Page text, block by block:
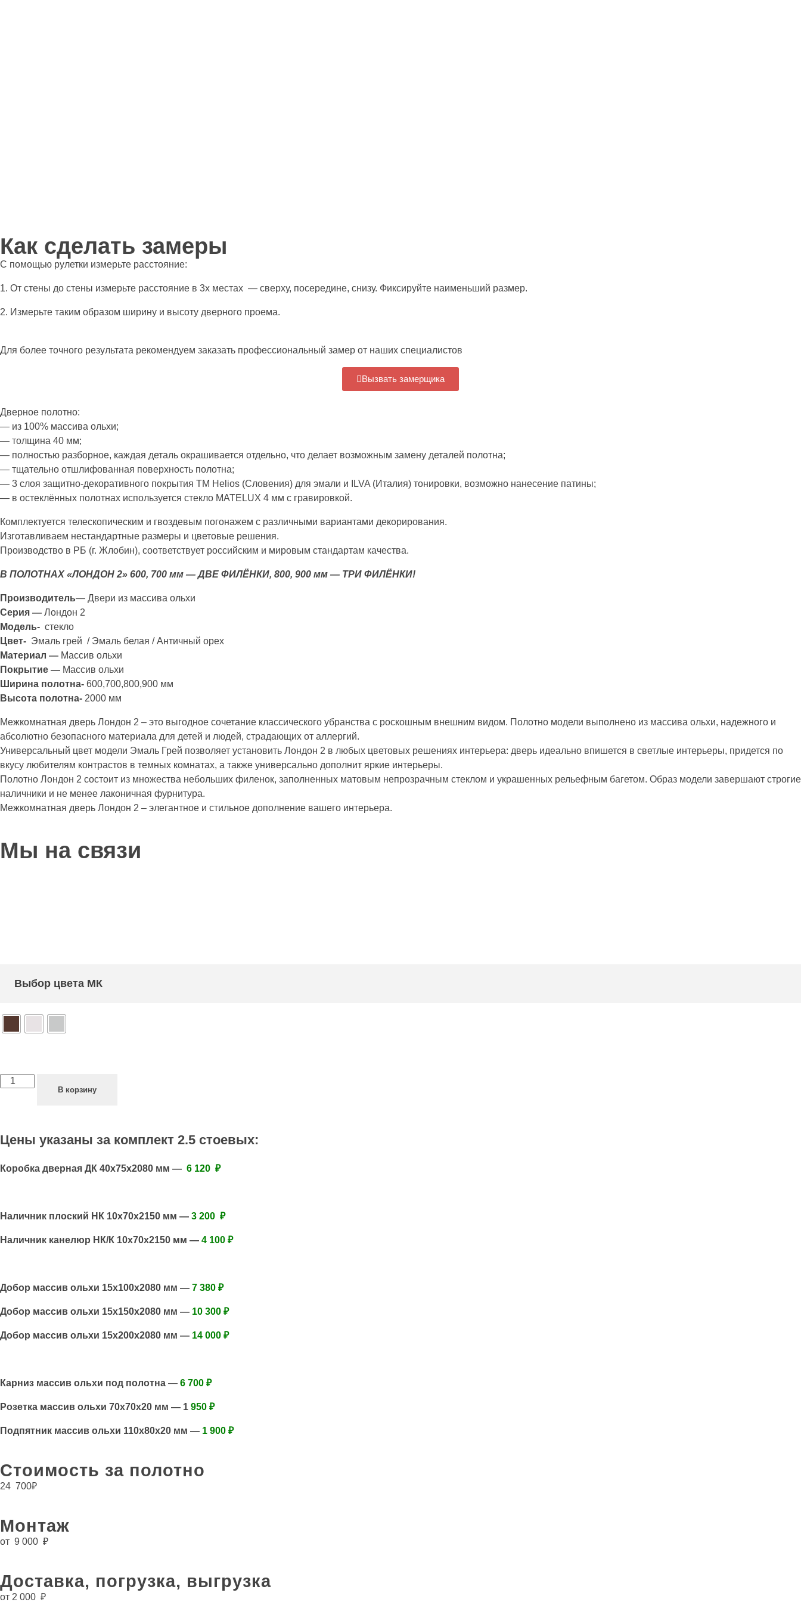
Как сделать замеры
С помощью рулетки измерьте расстояние:
1. От стены до стены измерьте расстояние в 3х местах — сверху, посередине, снизу. Фиксируйте наименьший размер.
2. Измерьте таким образом ширину и высоту дверного проема.
Для более точного результата рекомендуем заказать профессиональный замер от наших специалистов
Вызвать замерщика
Дверное полотно:
— из 100% массива ольхи;
— толщина 40 мм;
— полностью разборное, каждая деталь окрашивается отдельно, что делает возможным замену деталей полотна;
— тщательно отшлифованная поверхность полотна;
— 3 слоя защитно-декоративного покрытия ТМ Helios (Словения) для эмали и ILVA (Италия) тонировки, возможно нанесение патины;
— в остеклённых полотнах используется стекло MATELUX 4 мм с гравировкой.
Комплектуется телескопическим и гвоздевым погонажем с различными вариантами декорирования.
Изготавливаем нестандартные размеры и цветовые решения.
Производство в РБ (г. Жлобин), соответствует российским и мировым стандартам качества.
В ПОЛОТНАХ «ЛОНДОН 2» 600, 700 мм — ДВЕ ФИЛЁНКИ, 800, 900 мм — ТРИ ФИЛЁНКИ!
Производитель— Двери из массива ольхи
Серия — Лондон 2
Модель- стекло
Цвет- Эмаль грей / Эмаль белая / Античный орех
Материал — Массив ольхи
Покрытие — Массив ольхи
Ширина полотна- 600,700,800,900 мм
Высота полотна- 2000 мм
Межкомнатная дверь Лондон 2 – это выгодное сочетание классического убранства с роскошным внешним видом. Полотно модели выполнено из массива ольхи, надежного и
абсолютно безопасного материала для детей и людей, страдающих от аллергий.
Универсальный цвет модели Эмаль Грей позволяет установить Лондон 2 в любых цветовых решениях интерьера: дверь идеально впишется в светлые интерьеры, придется по
вкусу любителям контрастов в темных комнатах, а также универсально дополнит яркие интерьеры.
Полотно Лондон 2 состоит из множества небольших филенок, заполненных матовым непрозрачным стеклом и украшенных рельефным багетом. Образ модели завершают строгие
наличники и не менее лаконичная фурнитура.
Межкомнатная дверь Лондон 2 – элегантное и стильное дополнение вашего интерьера.
Мы на связи
Выбор цвета МК
В корзину
Цены указаны за комплект 2.5 стоевых:
Коробка дверная ДК 40х75х2080 мм — 6 120 ₽
Наличник плоский НК 10х70х2150 мм — 3 200 ₽
Наличник канелюр НК/К 10х70х2150 мм — 4 100 ₽
Добор массив ольхи 15х100х2080 мм — 7 380 ₽
Добор массив ольхи 15х150х2080 мм — 10 300 ₽
Добор массив ольхи 15х200х2080 мм — 14 000 ₽
Карниз массив ольхи под полотна — 6 700 ₽
Розетка массив ольхи 70х70х20 мм — 1 950 ₽
Подпятник массив ольхи 110х80х20 мм — 1 900 ₽
Стоимость за полотно
24 700₽
Монтаж
от 9 000 ₽
Доставка, погрузка, выгрузка
от 2 000 ₽